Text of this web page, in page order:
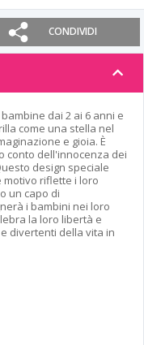
CONDIVIDI
dai 2 ai 6 anni e
come una stella nel
e gioia. È
conto dell'innocenza dei
design speciale
motivo riflette i loro
un capo di
i bambini nei loro
la loro libertà e
divertenti della vita in